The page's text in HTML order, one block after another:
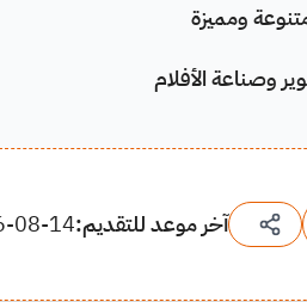
ومميزة
وصناعة الأفلام
آخر موعد للتقديم:08-14